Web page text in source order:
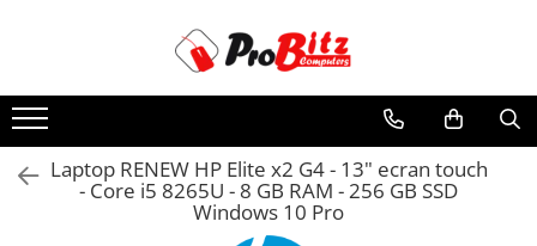
Laptopuri si accesorii
Laptopuri
Laptopuri Noi
Laptop RENEW HP Elite x2 G4 - 13" ecran touch
- Core i5 8265U - 8 GB RAM - 256 GB SSD
Windows 10 Pro